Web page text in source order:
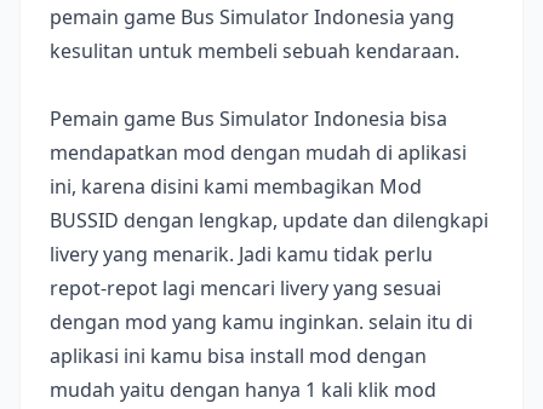
pemain game Bus Simulator Indonesia yang
kesulitan untuk membeli sebuah kendaraan.
Pemain game Bus Simulator Indonesia bisa
mendapatkan mod dengan mudah di aplikasi
ini, karena disini kami membagikan Mod
BUSSID dengan lengkap, update dan dilengkapi
livery yang menarik. Jadi kamu tidak perlu
repot-repot lagi mencari livery yang sesuai
dengan mod yang kamu inginkan. selain itu di
aplikasi ini kamu bisa install mod dengan
mudah yaitu dengan hanya 1 kali klik mod